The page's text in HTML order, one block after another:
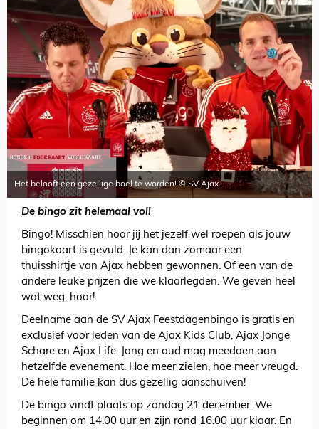
Het belooft een gezellige boel te worden! © SV Ajax
De bingo zit helemaal vol!
Bingo! Misschien hoor jij het jezelf wel roepen als jouw
bingokaart is gevuld. Je kan dan zomaar een
thuisshirtje van Ajax hebben gewonnen. Of een van de
andere leuke prijzen die we klaarlegden. We geven heel
wat weg, hoor!
Deelname aan de SV Ajax Feestdagenbingo is gratis en
exclusief voor leden van de Ajax Kids Club, Ajax Jonge
Schare en Ajax Life. Jong en oud mag meedoen aan
hetzelfde evenement. Hoe meer zielen, hoe meer vreugd.
De hele familie kan dus gezellig aanschuiven!
De bingo vindt plaats op zondag 21 december. We
beginnen om 14.00 uur en zijn rond 16.00 uur klaar. En